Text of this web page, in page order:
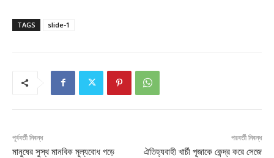
TAGS slide-1
পূর্ববর্তী নিবন্ধ
মানুষের সুস্থ মানবিক মূল্যবোধ গড়ে
পরবর্তী নিবন্ধ
ঐতিহ্যবাহী খার্চী পূজাকে কেন্দ্র করে সেজে